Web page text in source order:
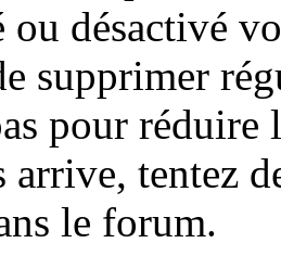
ou désactivé
supprimer
pour réduire
arrive, tentez
le forum.